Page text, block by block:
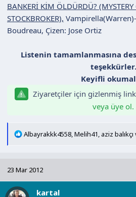
BANKERİ KİM ÖLDÜRDÜ? (MYSTERY
STOCKBROKER),
Boudreau, Çizen: Jose Ortiz
Listenin tamamlanmasına
teşekkürler.
Keyifli
Ziyaretçiler için gizlenmiş
veya üye ol.
T
i
l
e
Albayrakkk4558 Melih41 aziz balıkçı
23 Mar 2012
kartal